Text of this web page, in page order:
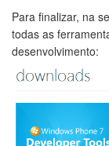
Para finalizar, na
todas as
desenvolvimento: